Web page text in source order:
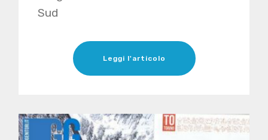
Sud
Leggi l'articolo